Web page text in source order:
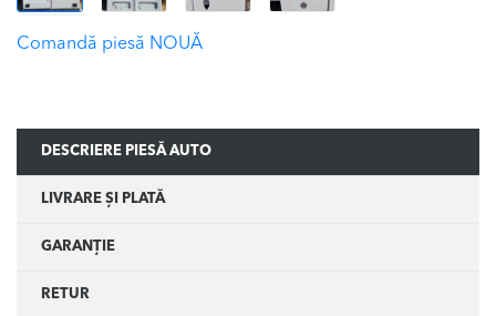
Comandă piesă NOUĂ
DESCRIERE PIESĂ AUTO
LIVRARE ȘI PLATĂ
GARANȚIE
RETUR